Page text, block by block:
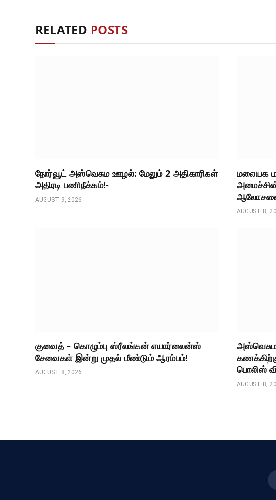
RELATED POSTS
நோர்வூட் அஸ்வெசும ஊழல்: மேலும் 2 அதிகாரிகள்
அதிரடி பணிநீக்கம்!-
AUGUST 9, 2026
மலையக
AUGUST 8,
குவைத் – கொழும்பு ஸ்ரீலங்கன் எயார்லைன்ஸ்
சேவைகள் இன்று முதல் மீண்டும் ஆரம்பம்!
AUGUST 8, 2026
பொலிஸ்
AUGUST 8,